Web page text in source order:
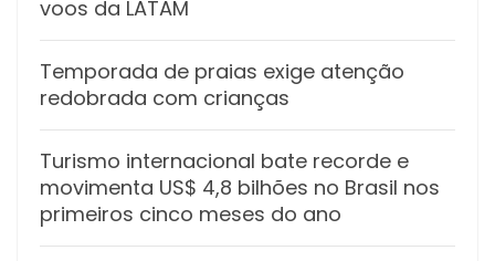
voos da LATAM
Temporada de praias exige atenção
redobrada com crianças
Turismo internacional bate recorde e
movimenta US$ 4,8 bilhões no Brasil nos
primeiros cinco meses do ano